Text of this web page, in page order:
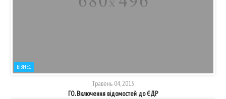
БІЗНЕС
Травень 04, 2013
ГО. Включення відомостей до ЄДР